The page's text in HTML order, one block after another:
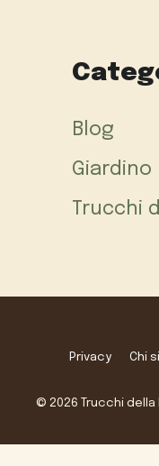
Blog
Giardino
Trucchi
Privacy Chi
© 2026 Trucchi della